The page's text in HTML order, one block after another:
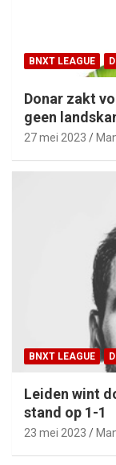
BNXT LEAGUE
Donar zakt
geen
27 mei 2023
BNXT LEAGUE
Leiden wint
stand op 1-1
23 mei 2023